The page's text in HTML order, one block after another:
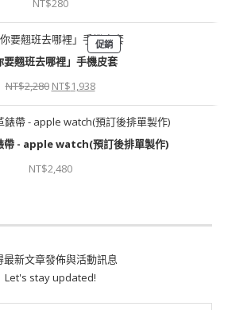
NT$280
促銷
要翹班去哪裡」手機皮套
NT$2,280 NT$1,938
帶 - apple watch(預訂後排單製作)
NT$2,480
最新文章發佈與活動訊息
Let's stay updated!